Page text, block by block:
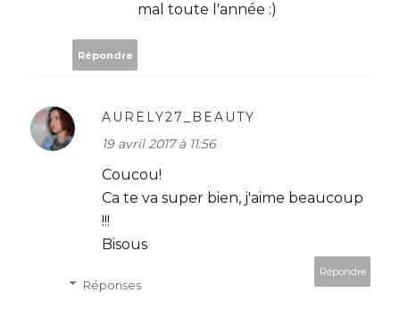
mal toute l'année :)
Répondre
AURELY27_BEAUTY
19 avril 2017 à 11:56
Coucou!
Ca te va super bien, j'aime beaucoup
!!!
Bisous
Répondre
Réponses